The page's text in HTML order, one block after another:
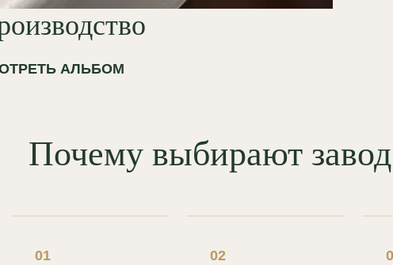
легко нивелируются
реставрацией непосредственно
АЛЬБОМ
Почему выбирают
01 02